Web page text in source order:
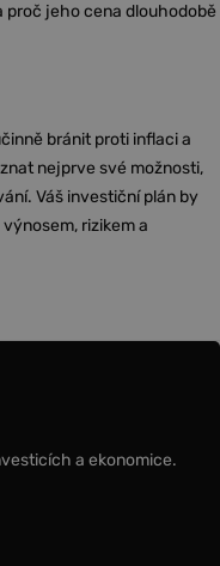
jeho cena dlouhodobě
bránit proti inflaci a
nejprve své možnosti,
Váš investiční plán by
rizikem a
a ekonomice.